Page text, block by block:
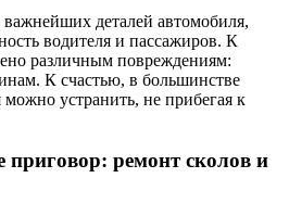
деталей автомобиля,
водителя и пассажиров. К
различным повреждениям:
К счастью, в большинстве
устранить, не прибегая к
приговор: ремонт сколов и